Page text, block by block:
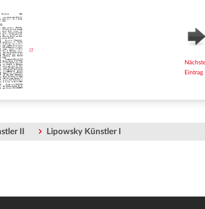
Eintrag
II Lipowsky Künstler I